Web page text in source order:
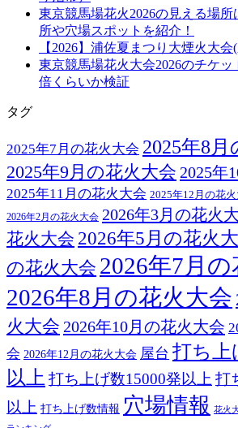
東京競馬場花火2026の見える場
所や穴場スポットを紹介！
【2026】浦佐夏まつり大煙火大
東京競馬場花火大会2026のチケ
倍くらいか検証
タグ
2025年7月の花火大会 2025年8
2025年9月の花火大会 2025年
2025年11月の花火大会 2025年12月の花
2026年2月の花火大会 2026年3月の花火
花火大会 2026年5月の花火
の花火大会 2026年7月
2026年8月の花火大会
火大会 2026年10月の花火大会
会 2026年12月の花火大会 屋台 打ち上
以上 打ち上げ数15000発以上 打
以上 打ち上げ数情報 穴場情報 花火